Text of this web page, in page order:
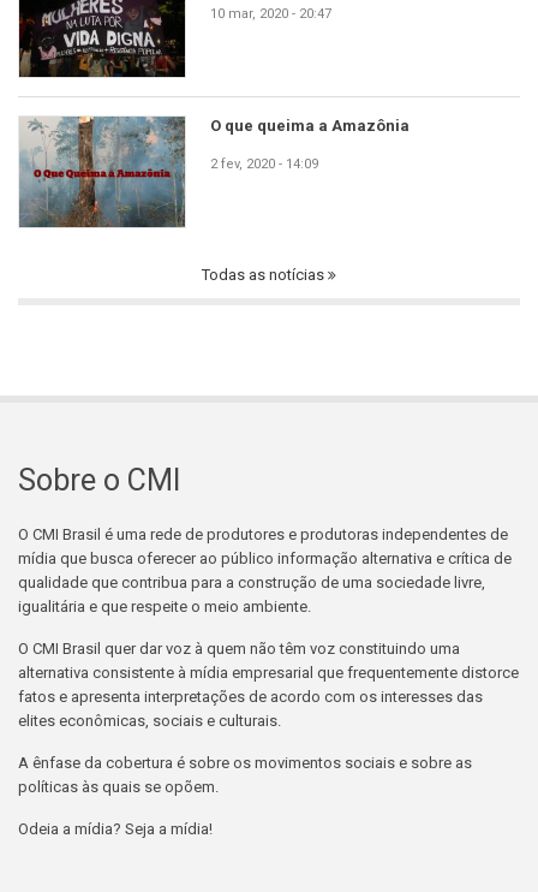
10 mar, 2020 - 20:47
O que queima a Amazônia
2 fev, 2020 - 14:09
Todas as notícias
Sobre o CMI
O CMI Brasil é uma rede de produtores e produtoras independentes de
mídia que busca oferecer ao público informação alternativa e crítica de
qualidade que contribua para a construção de uma sociedade livre,
igualitária e que respeite o meio ambiente.
O CMI Brasil quer dar voz à quem não têm voz constituindo uma
alternativa consistente à mídia empresarial que frequentemente distorce
fatos e apresenta interpretações de acordo com os interesses das
elites econômicas, sociais e culturais.
A ênfase da cobertura é sobre os movimentos sociais e sobre as
políticas às quais se opõem.
Odeia a mídia? Seja a mídia!